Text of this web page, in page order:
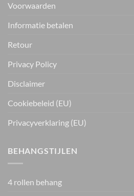
Voorwaarden
Informatie betalen
Retour
Privacy Policy
Disclaimer
Cookiebeleid (EU)
Privacyverklaring (EU)
BEHANGSTIJLEN
4 rollen behang